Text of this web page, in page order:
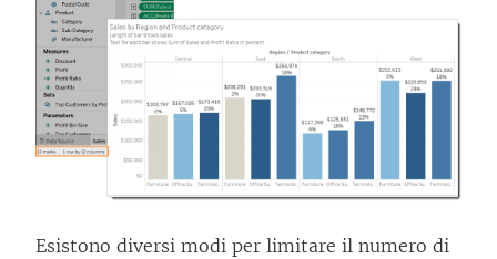
Esistono diversi modi per limitare il numero di